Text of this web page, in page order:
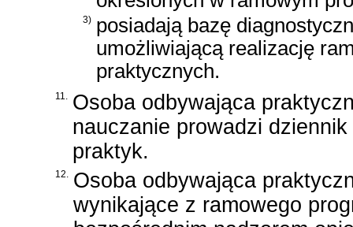
3) posiadają bazę
umożliwiającą realizację
praktycznych.
11. Osoba odbywająca
nauczanie prowadzi dziennik
praktyk.
12. Osoba odbywająca
wynikające z ramowego